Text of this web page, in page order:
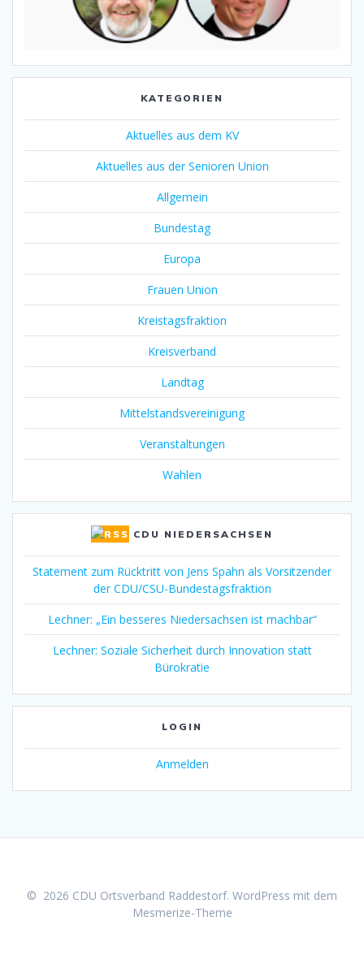
KATEGORIEN
Aktuelles aus dem KV
Aktuelles aus der Senioren Union
Allgemein
Bundestag
Europa
Frauen Union
Kreistagsfraktion
Kreisverband
Landtag
Mittelstandsvereinigung
Veranstaltungen
Wahlen
CDU NIEDERSACHSEN
Statement zum Rücktritt von Jens Spahn als Vorsitzender
der CDU/CSU-Bundestagsfraktion
Lechner: „Ein besseres Niedersachsen ist machbar“
Lechner: Soziale Sicherheit durch Innovation statt
Bürokratie
LOGIN
Anmelden
© 2026 CDU Ortsverband Raddestorf. WordPress mit dem
Mesmerize-Theme